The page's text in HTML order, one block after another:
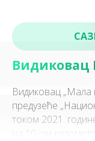
Видиковац
Видиковац „Мала
предузеће
током 2021.
на 10-ом